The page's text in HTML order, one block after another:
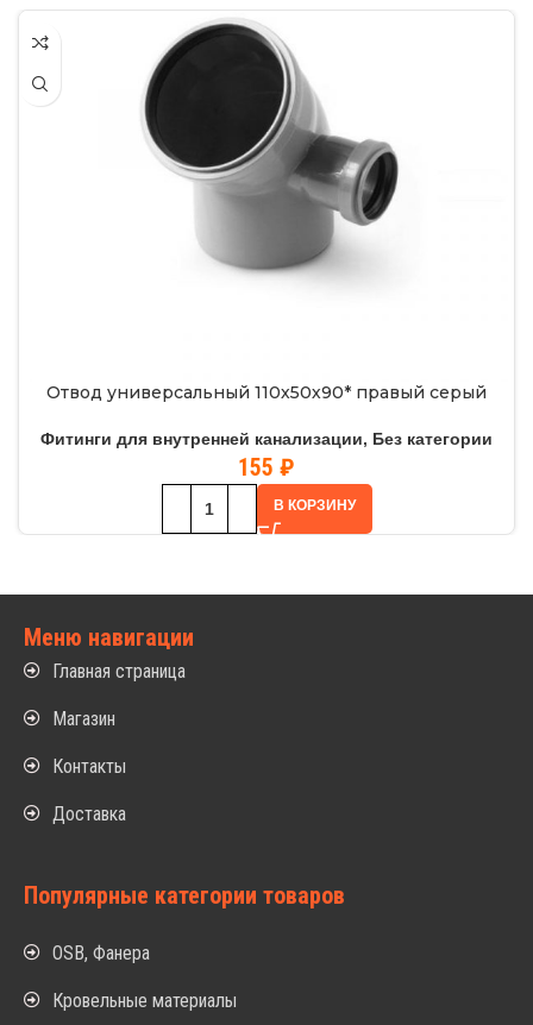
Отвод универсальный 110х50х90* правый серый
Фитинги для внутренней канализации, Без категории
155 ₽
В КОРЗИНУ
Меню навигации
Главная страница
Магазин
Контакты
Доставка
Популярные категории товаров
OSB, Фанера
Кровельные материалы